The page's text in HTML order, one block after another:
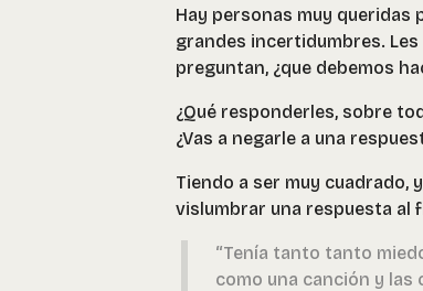
Hay personas muy queridas
grandes incertidumbres.
preguntan, ¿que debemos
¿Qué responderles, sobre
¿Vas a negarle a una
Tiendo a ser muy cuadrado,
vislumbrar una respuesta al
“Tenía tanto tanto
como una canción y